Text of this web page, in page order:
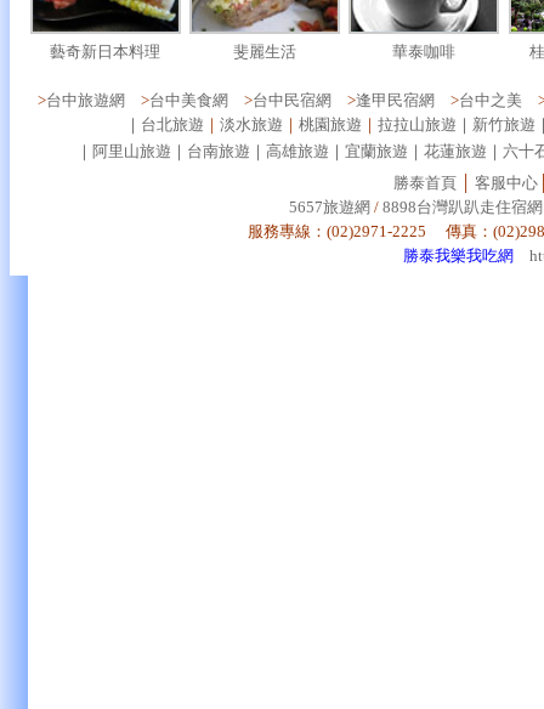
藝奇新日本料理 斐麗生活 華泰咖啡
>台中旅遊網 >台中美食網 >台中民宿網 >逢甲民宿網 >台中之美
｜ 台北旅遊 ｜ 淡水旅遊 ｜ 桃園旅遊 ｜ 拉拉山旅遊 ｜ 新竹旅遊
｜ 阿里山旅遊 ｜ 台南旅遊 ｜ 高雄旅遊 ｜ 宜蘭旅遊 ｜ 花蓮旅遊 ｜ 六十
勝泰首頁│ 客服中心
5657旅遊網 / 8898台灣趴趴走住宿網
服務專線：(02)2971-2225 傳真：
勝泰我樂我吃網